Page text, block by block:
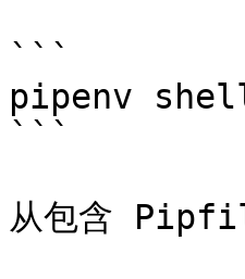
```
pipenv
```
从包含